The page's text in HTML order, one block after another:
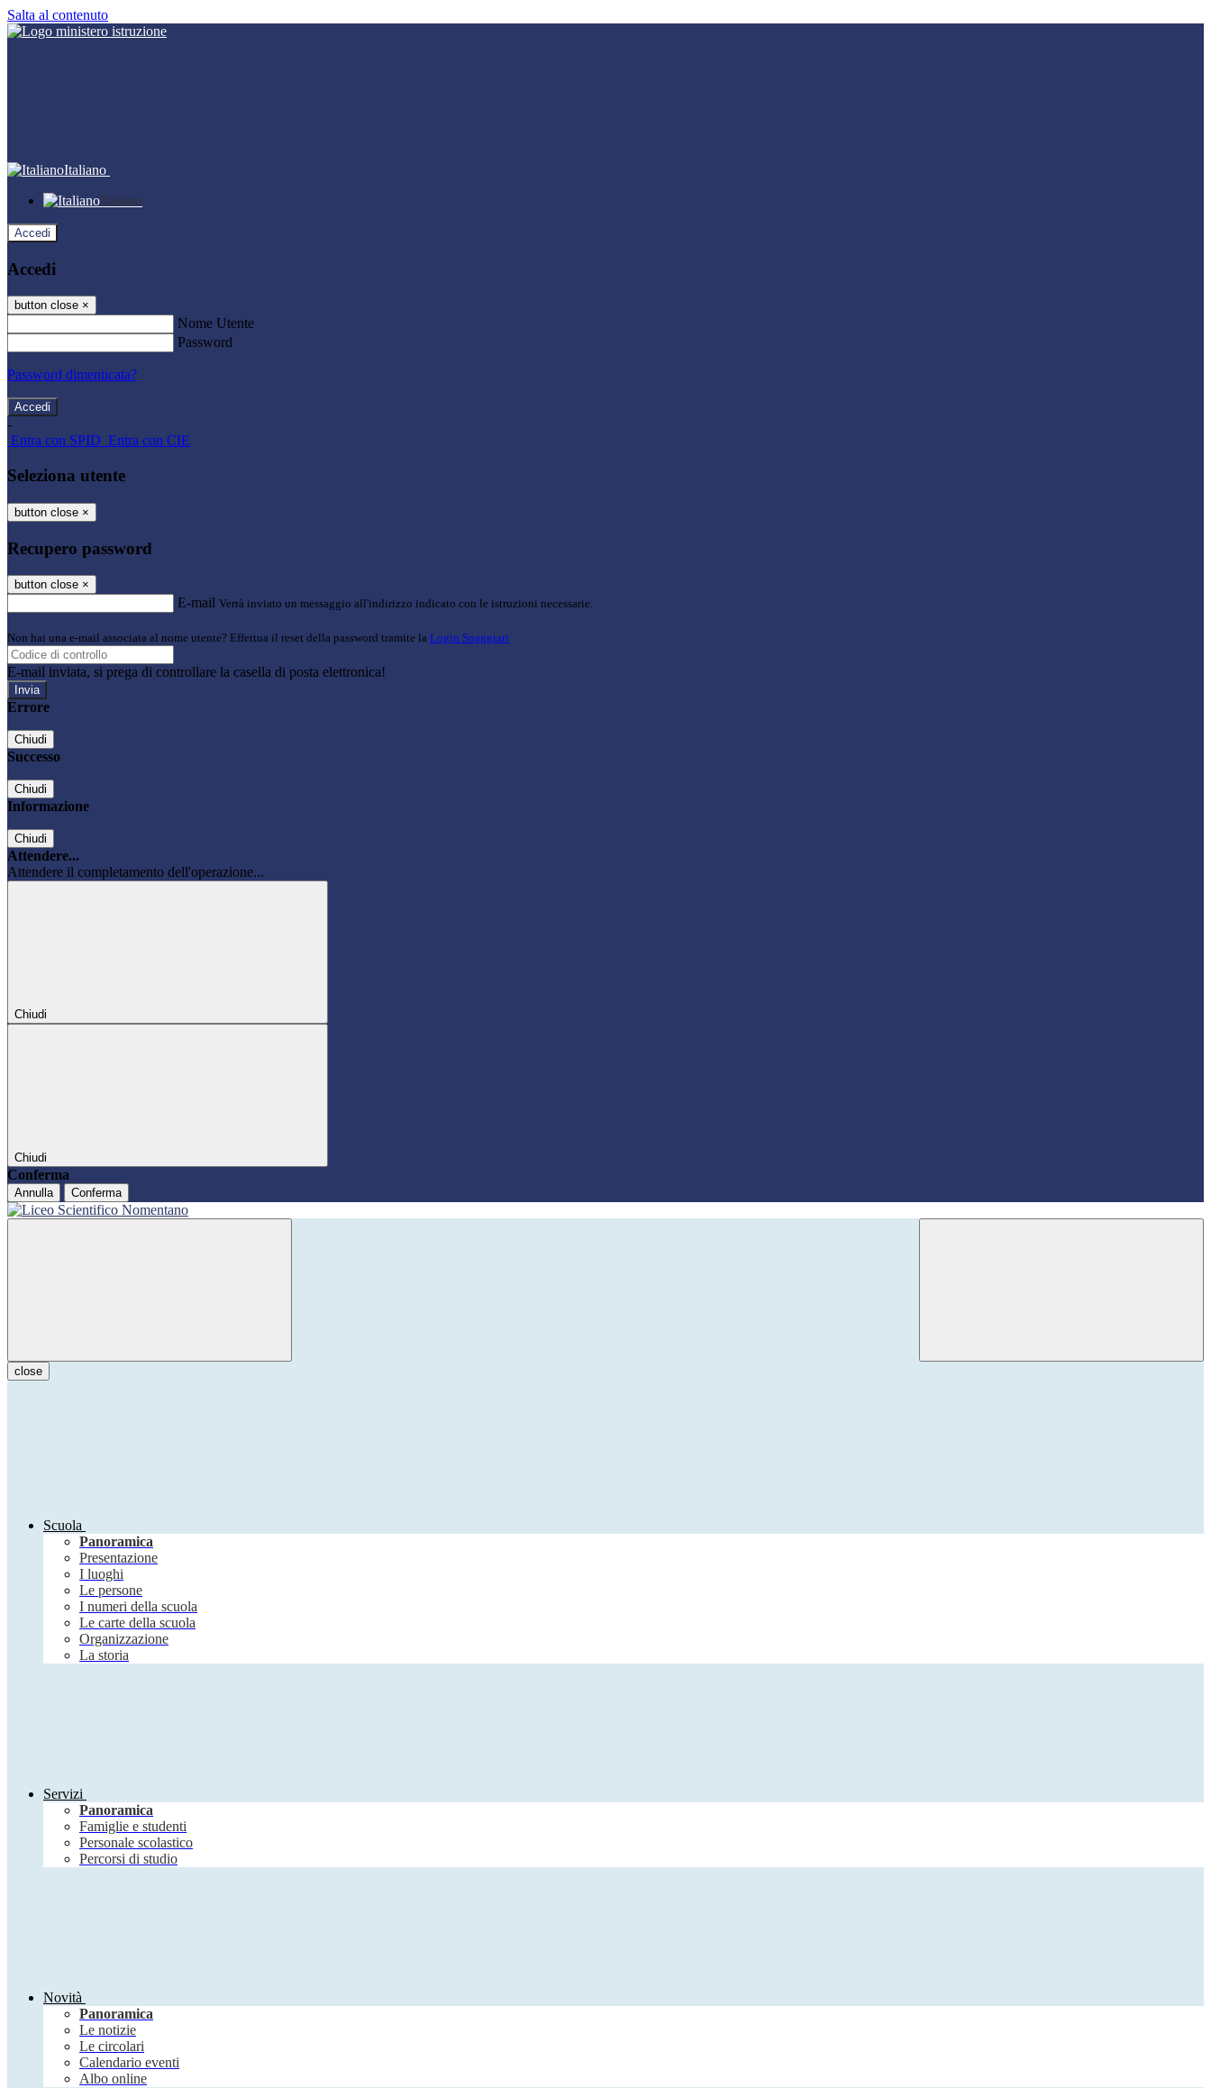
Salta al contenuto
Italiano
Italiano
Accedi
Accedi
button close ×
Nome Utente
Password
Password dimenticata?
-
Entra con SPID Entra con CIE
Seleziona utente
button close ×
Recupero password
button close ×
E-mail Verrà inviato un messaggio all'indirizzo indicato con le istruzioni necessarie.
Non hai una e-mail associata al nome utente? Effettua il reset della password tramite la Login Spaggiari
E-mail inviata, si prega di controllare la casella di posta elettronica!
Errore
Chiudi
Successo
Chiudi
Informazione
Chiudi
Attendere...
Attendere il completamento dell'operazione...
Chiudi
Chiudi
Conferma
Annulla Conferma
close
Scuola
Panoramica
Presentazione
I luoghi
Le persone
I numeri della scuola
Le carte della scuola
Organizzazione
La storia
Servizi
Panoramica
Famiglie e studenti
Personale scolastico
Percorsi di studio
Novità
Panoramica
Le notizie
Le circolari
Calendario eventi
Albo online